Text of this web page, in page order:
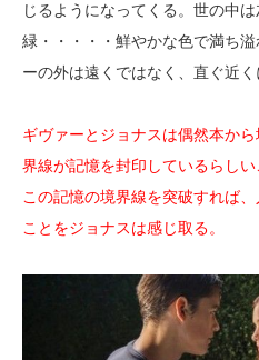
じるようになってくる。世の中
緑・・・・・鮮やかな色で満ち
ーの外は遠くではなく、直ぐ近く
ギヴァーとジョナスは偶然本か
界線が記憶を封印しているらし
この記憶の境界線を突破すれば
ことをジョナスは感じ取る。